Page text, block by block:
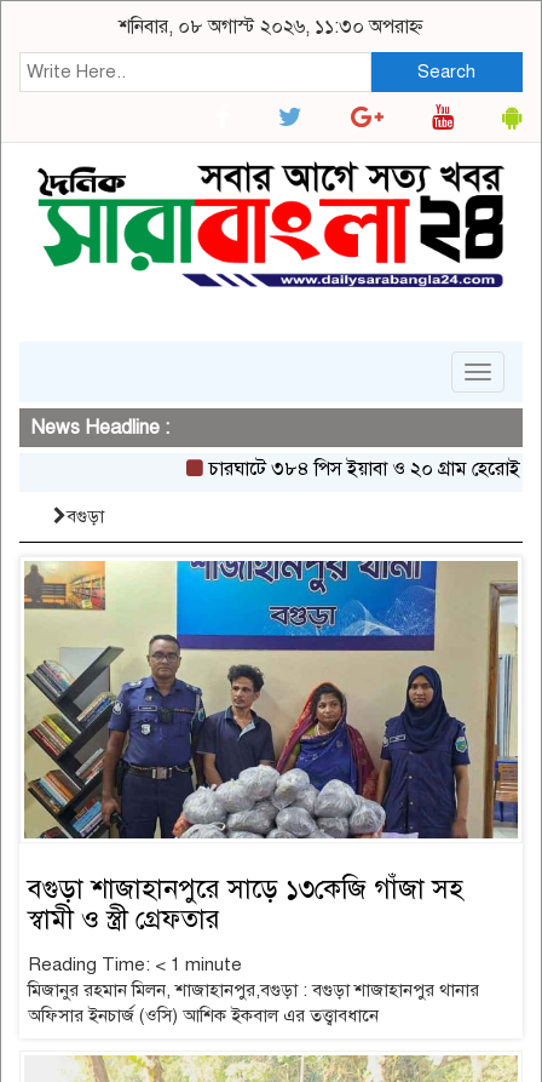
শনিবার, ০৮ অগাস্ট ২০২৬, ১১:৩০ অপরাহ্ন
Search
Toggle
News Headline :
চারঘাটে ৩৮৪ পিস ইয়াবা ও ২০ গ্রাম হেরোইনসহ একজন
বগুড়া
বগুড়া শাজাহানপুরে সাড়ে ১৩কেজি গাঁজা সহ
স্বামী ও স্ত্রী গ্রেফতার
Reading Time: < 1 minute
মিজানুর রহমান মিলন, শাজাহানপুর,বগুড়া : বগুড়া শাজাহানপুর থানার
অফিসার ইনচার্জ (ওসি) আশিক ইকবাল এর তত্ত্বাবধানে